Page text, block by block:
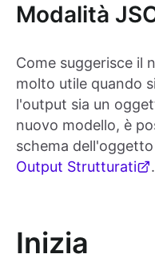
Modalità
Come suggerisce il
molto utile quando
l'output sia un
nuovo modello, è
schema
Output Strutturati
.
Inizia